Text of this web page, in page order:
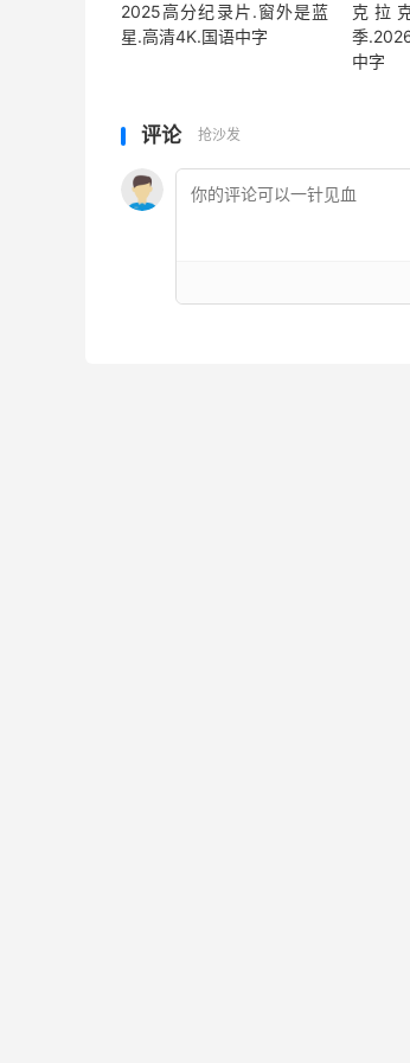
2025高分纪录片.窗外是蓝
星.高清4K.国语中字
克拉
季
中字
评论 抢沙发